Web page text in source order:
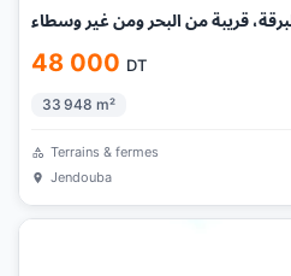
قريبة من البحر ومن غير وسطاء
48 000 DT
33 948 m²
Terrains & fermes
Jendouba